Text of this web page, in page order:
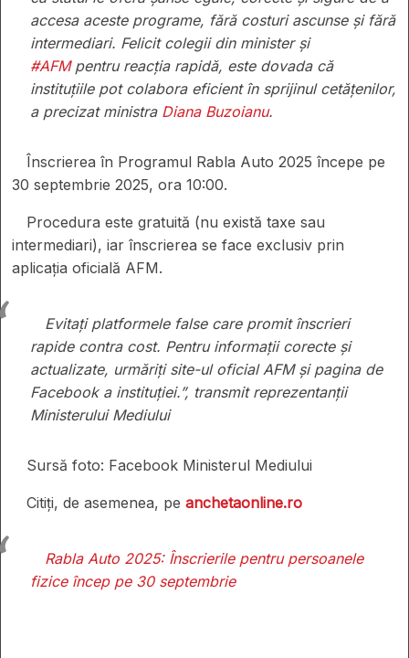
accesa aceste programe, fără costuri ascunse și fără
intermediari. Felicit colegii din minister și
#AFMpentru reacția rapidă, este dovada că
instituțiile pot colabora eficient în sprijinul cetățenilor,
a precizat ministra Diana Buzoianu.
Înscrierea în Programul Rabla Auto 2025 începe pe
30 septembrie 2025, ora 10:00.
Procedura este gratuită (nu există taxe sau
intermediari), iar înscrierea se face exclusiv prin
aplicația oficială AFM.
Evitați platformele false care promit înscrieri
rapide contra cost. Pentru informații corecte și
actualizate, urmăriți site-ul oficial AFM și pagina de
Facebook a instituției.”, transmit reprezentanții
Ministerului Mediului
Sursă foto: Facebook Ministerul Mediului
Citiți, de asemenea, pe anchetaonline.ro
Rabla Auto 2025: Înscrierile pentru persoanele
fizice încep pe 30 septembrie